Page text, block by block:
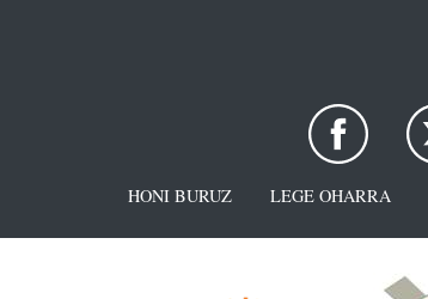
HONI BURUZ LEGE OHARRA